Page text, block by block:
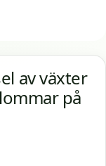
av växter
på